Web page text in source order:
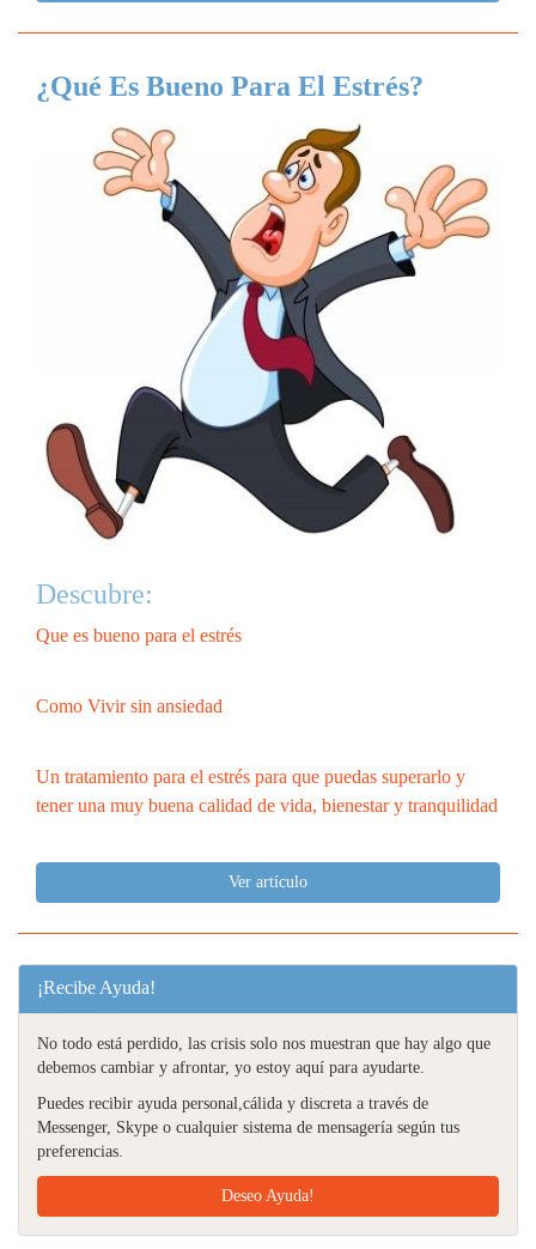
¿Qué Es Bueno Para El Estrés?
Descubre:
Que es bueno para el estrés
Como Vivir sin ansiedad
Un tratamiento para el estrés para que puedas superarlo y
tener una muy buena calidad de vida, bienestar y tranquilidad
Ver artículo
¡Recibe Ayuda!
No todo está perdido, las crisis solo nos muestran que hay algo que
debemos cambiar y afrontar, yo estoy aquí para ayudarte.
Puedes recibir ayuda personal,cálida y discreta a través de
Messenger, Skype o cualquier sistema de mensagería según tus
preferencias.
Deseo Ayuda!